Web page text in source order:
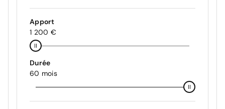
Apport
1 200 €
Durée
60 mois